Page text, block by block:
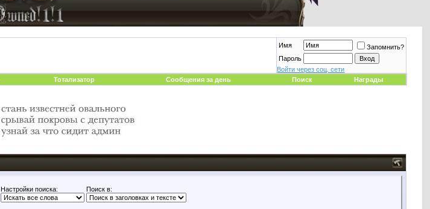
Имя
Запомнить?
Пароль
Войти через соц. сети
Тотализатор Сообщения за день Поиск Награды
Настройки поиска: Поиск в: